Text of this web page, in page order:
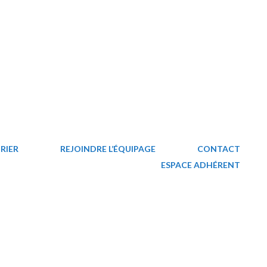
REJOINDRE L’ÉQUIPAGE
CONTACT
ESPACE ADHÉRENT